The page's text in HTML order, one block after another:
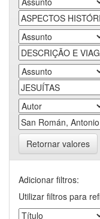
Retornar valores
Adicionar filtros:
Utilizar filtros para